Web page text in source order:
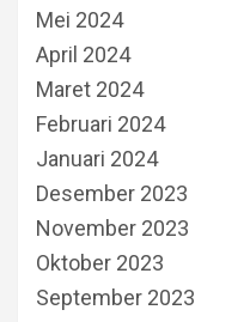
Mei 2024
April 2024
Maret 2024
Februari 2024
Januari 2024
Desember 2023
November 2023
Oktober 2023
September 2023